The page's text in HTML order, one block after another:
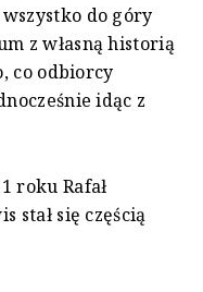
do góry
z własną historią
co odbiorcy
idąc z
roku Rafał
stał się częścią